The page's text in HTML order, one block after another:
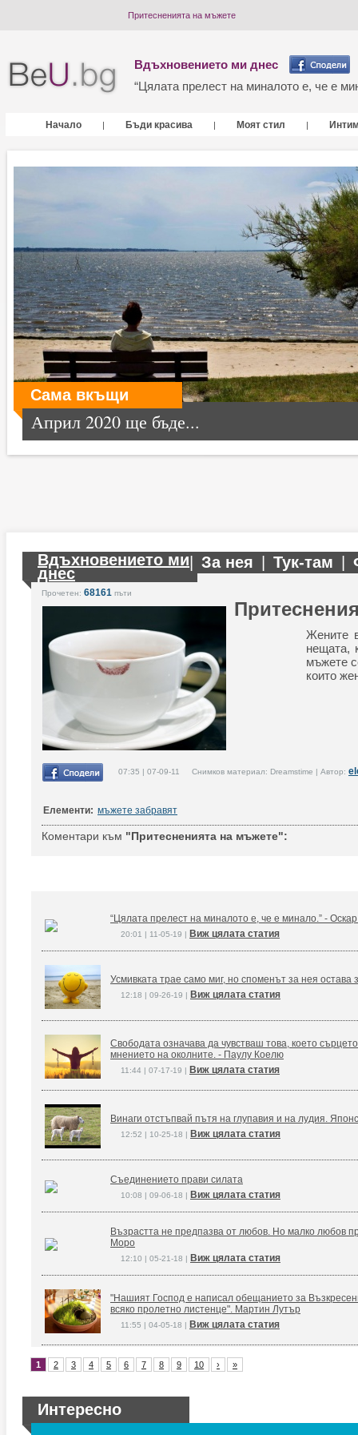
Притесненията на мъжете
Вдъхновението ми днес
“Цялата прелест на миналото е, че е
Начало | Бъди красива | Моят стил |
Сама вкъщи
Април 2020 ще бъде...
Вдъхновението ми
днес
За нея Тук-там
Прочетен: 68161 пъти
Жените
нещата,
мъжете
които
07:35 | 07-09-11 Снимков материал: Dreamstime | Автор:
Елементи: мъжете забравят
Коментари към "Притесненията на мъжете":
“Цялата прелест на миналото е, че е минало.” -
20:01 | 11-05-19 | Виж цялата статия
Усмивката трае само миг, но споменът за нея остава
12:18 | 09-26-19 | Виж цялата статия
Свободата означава да чувстваш това, което
мнението на околните. - Паулу Коелю
11:44 | 07-17-19 | Виж цялата статия
Винаги отстъпвай пътя на глупавия и на лудия.
12:52 | 10-25-18 | Виж цялата статия
Съединението прави силата
10:08 | 09-06-18 | Виж цялата статия
Възрастта не предпазва от любов. Но малко любов
Моро
12:10 | 05-21-18 | Виж цялата статия
"Нашият Господ е написал обещанието за
всяко пролетно листенце". Мартин Лутър
11:55 | 04-05-18 | Виж цялата статия
1 2 3 4 5 6 7 8 9 10 › »
Интересно